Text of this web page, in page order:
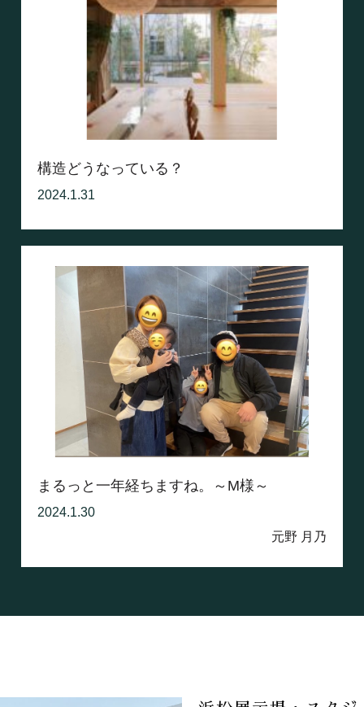
構造どうなっている？
2024.1.31
まるっと一年経ちますね。～M様～
2024.1.30
元野 月乃